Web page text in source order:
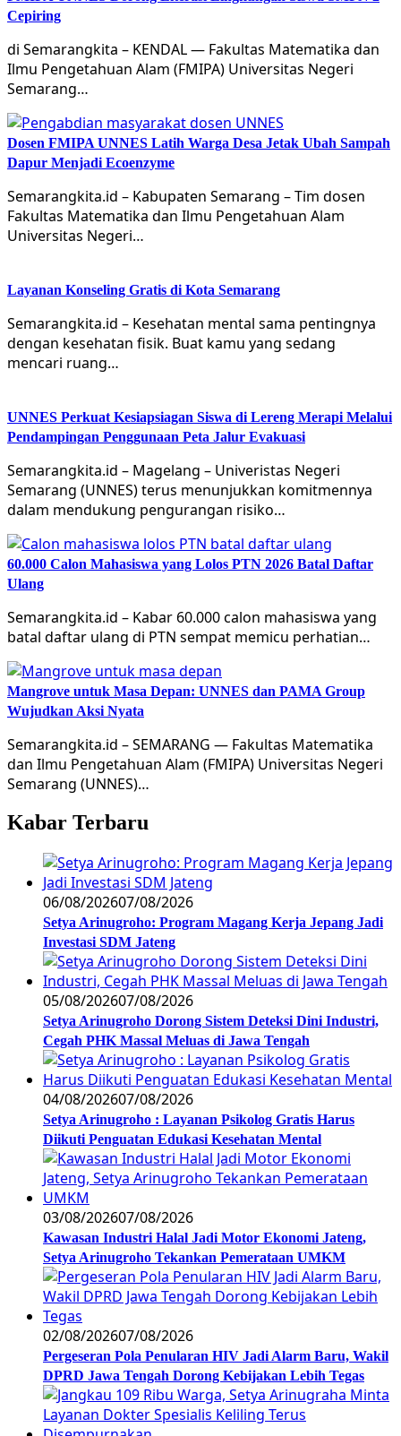
Cepiring
di Semarangkita – KENDAL — Fakultas Matematika dan
Ilmu Pengetahuan Alam (FMIPA) Universitas Negeri
Semarang…
Dosen FMIPA UNNES Latih Warga Desa Jetak Ubah Sampah
Dapur Menjadi Ecoenzyme
Semarangkita.id – Kabupaten Semarang – Tim dosen
Fakultas Matematika dan Ilmu Pengetahuan Alam
Universitas Negeri…
Layanan Konseling Gratis di Kota Semarang
Semarangkita.id – Kesehatan mental sama pentingnya
dengan kesehatan fisik. Buat kamu yang sedang
mencari ruang…
UNNES Perkuat Kesiapsiagan Siswa di Lereng Merapi Melalui
Pendampingan Penggunaan Peta Jalur Evakuasi
Semarangkita.id – Magelang – Univeristas Negeri
Semarang (UNNES) terus menunjukkan komitmennya
dalam mendukung pengurangan risiko…
60.000 Calon Mahasiswa yang Lolos PTN 2026 Batal Daftar
Ulang
Semarangkita.id – Kabar 60.000 calon mahasiswa yang
batal daftar ulang di PTN sempat memicu perhatian…
Mangrove untuk Masa Depan: UNNES dan PAMA Group
Wujudkan Aksi Nyata
Semarangkita.id – SEMARANG — Fakultas Matematika
dan Ilmu Pengetahuan Alam (FMIPA) Universitas Negeri
Semarang (UNNES)…
Kabar Terbaru
06/08/202607/08/2026
Setya Arinugroho: Program Magang Kerja Jepang Jadi
Investasi SDM Jateng
05/08/202607/08/2026
Setya Arinugroho Dorong Sistem Deteksi Dini Industri,
Cegah PHK Massal Meluas di Jawa Tengah
04/08/202607/08/2026
Setya Arinugroho : Layanan Psikolog Gratis Harus
Diikuti Penguatan Edukasi Kesehatan Mental
03/08/202607/08/2026
Kawasan Industri Halal Jadi Motor Ekonomi Jateng,
Setya Arinugroho Tekankan Pemerataan UMKM
02/08/202607/08/2026
Pergeseran Pola Penularan HIV Jadi Alarm Baru, Wakil
DPRD Jawa Tengah Dorong Kebijakan Lebih Tegas